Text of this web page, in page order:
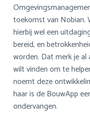
toekomst van Nobian.
hierbij wel een
bereid, en
worden. Dat merk je al
wilt vinden om te
noemt deze
haar is de BouwApp
ondervangen.